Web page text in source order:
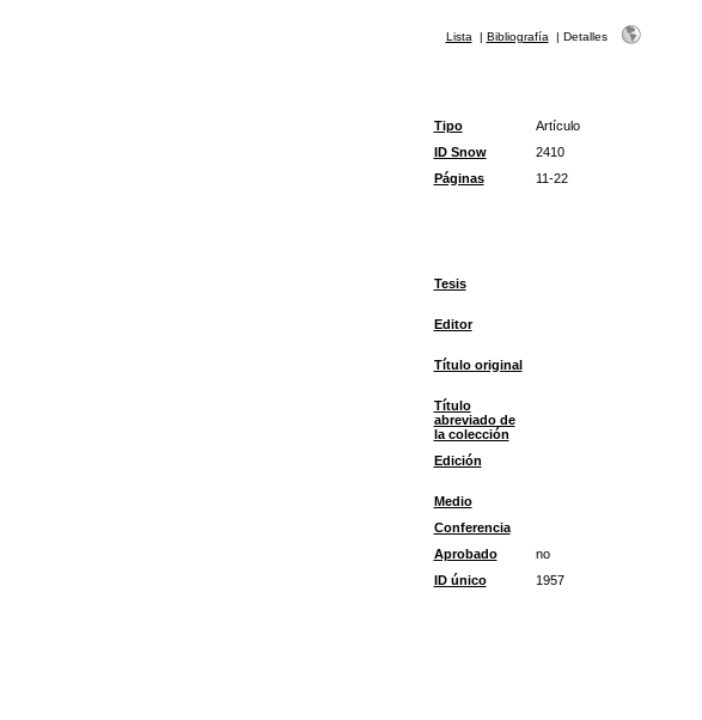
Lista | Bibliografía | Detalles
Tipo
Artículo
ID Snow
2410
Páginas
11-22
Tesis
Editor
Título original
Título
abreviado de
la colección
Edición
Medio
Conferencia
Aprobado
no
ID único
1957